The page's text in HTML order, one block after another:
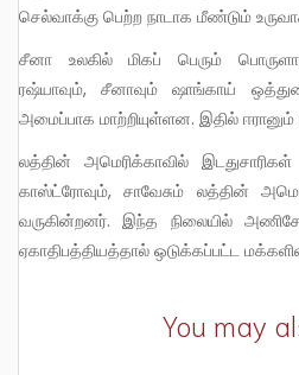
செல்வாக்கு பெற்ற நாடாக மீண்டும்
சீனா உலகில் மிகப் பெரும் பொருளாதார வல்லரசாக மாறியுள்ளது.
ரஷ்யாவும், சீனாவும் ஷாங்காய்
அமைப்பாக மாற்றியுள்ளன. இதில் ஈரானும்
லத்தின் அமெரிக்காவில் இடதுசாரிகள் மீண்டும் பலம் பெற்றுள்ளனர்.
காஸ்ட்ரோவும், சாவேசும் லத்தின்
வருகின்றனர். இந்த நிலையில்
ஏகாதிபத்தியத்தால் ஒடுக்கப்பட்ட
You may